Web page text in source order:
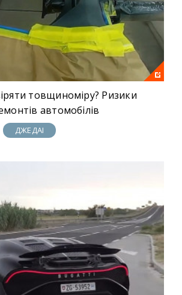
товщиноміру? Ризики
автомобілів
ДЖЕДАІ